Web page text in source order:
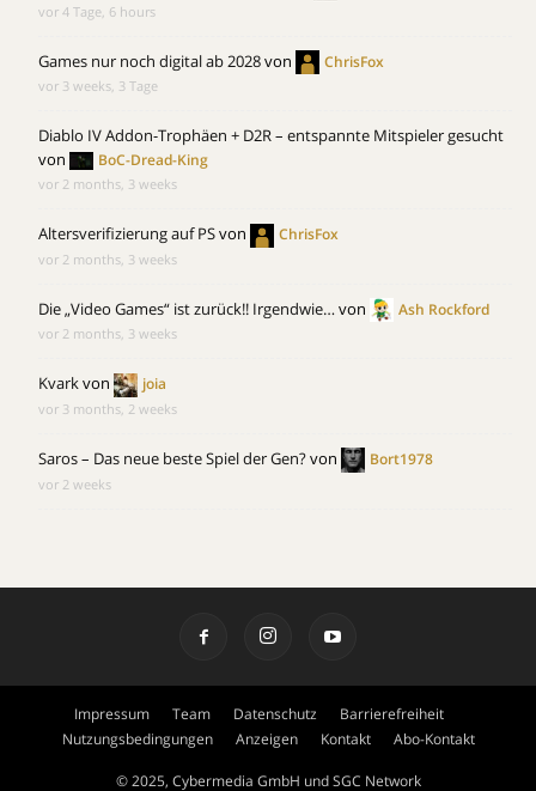
vor 4 Tage, 6 hours
Games nur noch digital ab 2028von ChrisFox
vor 3 weeks, 3 Tage
Diablo IV Addon-Trophäen + D2R – entspannte Mitspieler gesucht
von
BoC-Dread-King
vor 2 months, 3 weeks
Altersverifizierung auf PSvon ChrisFox
vor 2 months, 3 weeks
Die „Video Games“ ist zurück!! Irgendwie…von Ash Rockford
vor 2 months, 3 weeks
Kvarkvon joia
vor 3 months, 2 weeks
Saros – Das neue beste Spiel der Gen?von Bort1978
vor 2 weeks
Impressum Team Datenschutz
Barrierefreiheit
Nutzungsbedingungen
Anzeigen Kontakt Abo-Kontakt
© 2025, Cybermedia GmbH und SGC Network